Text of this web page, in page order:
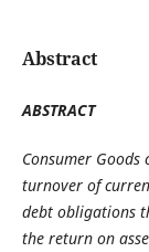
Abstract
ABSTRACT
Consumer
turnover of
debt obligations
the return on